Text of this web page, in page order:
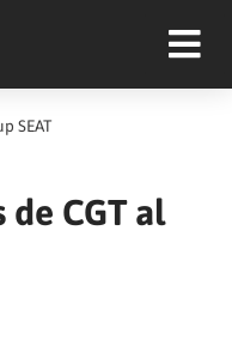
SEAT
de CGT al